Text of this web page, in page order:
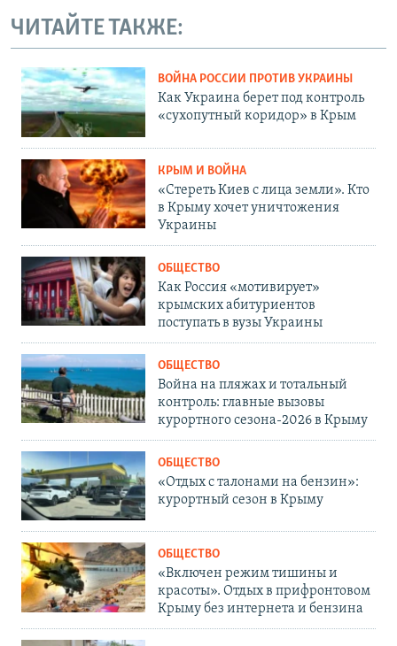
ЧИТАЙТЕ ТАКЖЕ:
ВОЙНА РОССИИ ПРОТИВ УКРАИНЫ
Как Украина берет под контроль
«сухопутный коридор» в Крым
КРЫМ И ВОЙНА
«Стереть Киев с лица земли». Кто
в Крыму хочет уничтожения
Украины
ОБЩЕСТВО
Как Россия «мотивирует»
крымских абитуриентов
поступать в вузы Украины
ОБЩЕСТВО
Война на пляжах и тотальный
контроль: главные вызовы
курортного сезона-2026 в Крыму
ОБЩЕСТВО
«Отдых с талонами на бензин»:
курортный сезон в Крыму
ОБЩЕСТВО
«Включен режим тишины и
красоты». Отдых в прифронтовом
Крыму без интернета и бензина